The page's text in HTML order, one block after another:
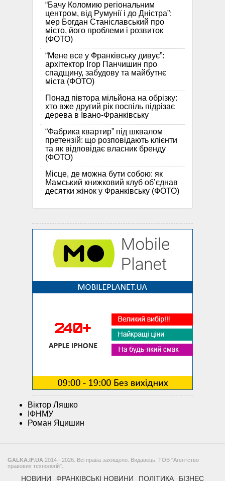
“Бачу Коломию регіональним
центром, від Румунії і до Дністра”:
мер Богдан Станіславський про
місто, його проблеми і розвиток
(ФОТО)
“Мене все у Франківську дивує”:
архітектор Ігор Панчишин про
спадщину, забудову та майбутнє
міста (ФОТО)
Понад півтора мільйона на обрізку:
хто вже другий рік поспіль підрізає
дерева в Івано-Франківську
“Фабрика квартир” під шквалом
претензій: що розповідають клієнти
та як відповідає власник бренду
(ФОТО)
Місце, де можна бути собою: як
Мамський книжковий клуб об’єднав
десятки жінок у Франківську (ФОТО)
Віктор Ляшко
ІФНМУ
Роман Яцишин
GALKA.IF.UA 2014 - 2026. Всі права захищено. Видавець: ТОВ "Агентство
правових технологій".
НОВИНИ ФРАНКІВСЬКІ НОВИНИ ПОЛІТИКА БІЗНЕС